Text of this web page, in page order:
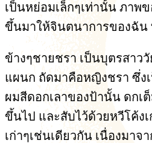
เป็นหย่อมเล็กๆเท่านั้น ภาพ
ขึ้นมาให้จินตนาการของฉั
ข้างๆชายชรา เป็นบุตรสาว
แผนก ถัดมาคือหญิงชรา ซึ่ง
ผมสีดอกเลาของป้านั้น ดกเ
ขึ้นไป และสับไว้ด้วยหวีโค้งเ
เก่าๆเช่นเดียวกัน เนื่องมาจ